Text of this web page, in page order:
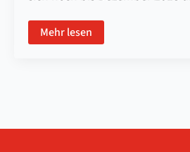
Mehr lesen